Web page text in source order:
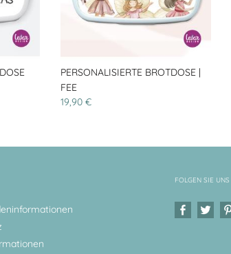
PERSONALISIERTE BROTDOSE |
FEE
19,90 €
FOLGEN SIE UNS